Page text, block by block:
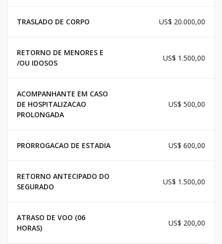
TRASLADO DE CORPO US$ 20.000,00
RETORNO DE MENORES E
/OU IDOSOS
US$ 1.500,00
ACOMPANHANTE EM CASO
DE HOSPITALIZACAO
PROLONGADA
US$ 500,00
PRORROGACAO DE ESTADIA US$ 600,00
RETORNO ANTECIPADO DO
SEGURADO
US$ 1.500,00
ATRASO DE VOO (06
HORAS)
US$ 200,00